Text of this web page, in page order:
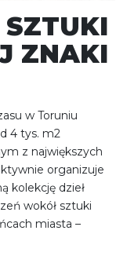
SZTUKI
ZNAKI
w Toruniu
4 tys. m2
z największych
organizuje
kolekcję dzieł
wokół sztuki
miasta –